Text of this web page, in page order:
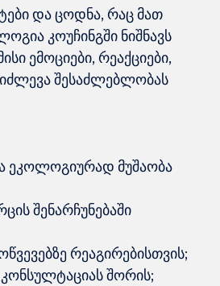
და ცოდნა, რაც მათ
კოუჩინგში ნიშნავს
ემოციები, რეაქციები,
შესაძლებლობას
ეკოლოგიურად მუშაობა
შენარჩუნებაში
რეაგირებისთვის;
კონსულტაციას შორის;